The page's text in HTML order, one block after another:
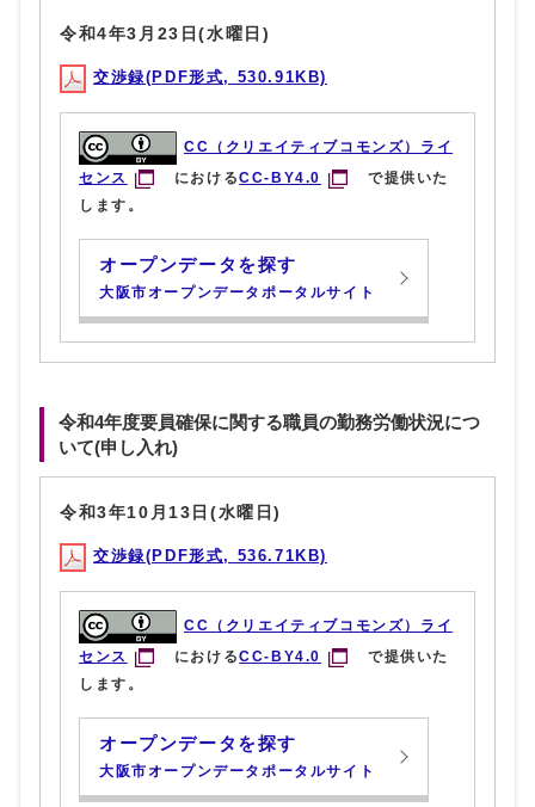
令和4年3月23日(水曜日)
交渉録(PDF形式, 530.91KB)
CC（クリエイティブコモンズ）ライ
センス
におけるCC-BY4.0
で提供いた
します。
オープンデータを探す
大阪市オープンデータポータルサイト
令和4年度要員確保に関する職員の勤務労働状況につ
いて(申し入れ)
令和3年10月13日(水曜日)
交渉録(PDF形式, 536.71KB)
CC（クリエイティブコモンズ）ライ
センス
におけるCC-BY4.0
で提供いた
します。
オープンデータを探す
大阪市オープンデータポータルサイト